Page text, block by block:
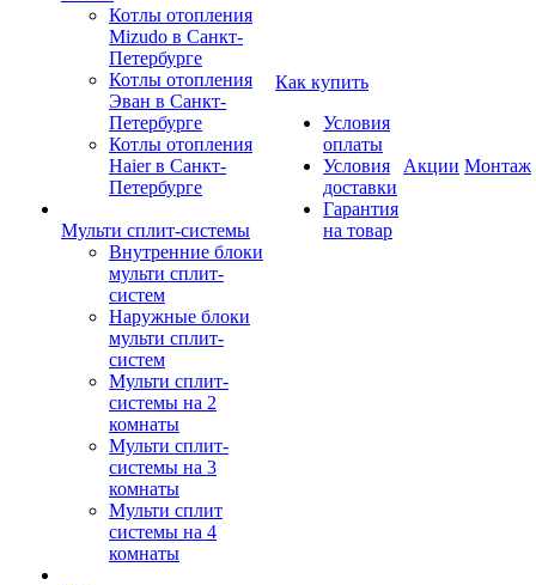
Котлы отопления
Mizudo в Санкт-
Петербурге
Котлы отопления
Эван в Санкт-
Петербурге
Котлы отопления
Haier в Санкт-
Петербурге
Мульти сплит-системы
Внутренние блоки
мульти сплит-
систем
Наружные блоки
мульти сплит-
систем
Мульти сплит-
системы на 2
комнаты
Мульти сплит-
системы на 3
комнаты
Мульти сплит
системы на 4
комнаты
Как купить
Условия
оплаты
Условия
доставки
Гарантия
на товар
Акции Монтаж